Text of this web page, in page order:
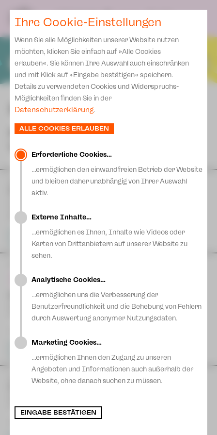
Ihre Cookie-Einstellungen
Wenn Sie alle Möglichkeiten unserer Website nutzen
möchten, klicken Sie einfach auf »Alle Cookies
erlauben«. Sie können Ihre Auswahl auch einschränken
und mit Klick auf »Eingabe bestätigen« speichern.
Details zu verwendeten Cookies und Widerspruchs-
Möglichkeiten finden Sie in der
Datenschutzerklärung.
ALLE COOKIES ERLAUBEN
Erforderliche Cookies…
…ermöglichen den einwandfreien Betrieb der Website
und bleiben daher unabhängig von Ihrer Auswahl
aktiv.
Externe Inhalte…
…ermöglichen es Ihnen, Inhalte wie Videos oder
Karten von Drittanbietern auf unserer Website zu
sehen.
Analytische Cookies…
…ermöglichen uns die Verbesserung der
Benutzerfreundlichkeit und die Behebung von Fehlern
durch Auswertung anonymer Nutzungsdaten.
Marketing Cookies…
…ermöglichen Ihnen den Zugang zu unseren
Angeboten und Informationen auch außerhalb der
Website, ohne danach suchen zu müssen.
EINGABE BESTÄTIGEN
Aktuelles
JUPZ! Campus
Philharmonische Konzerte
Philharmonic Plus
Kinderkonzerte
Mobile Schulkonzerte
Sonderkonzerte
Kirchenkonzerte
Ensemble
Spielstätten Zwickau
Kontakte
Fördervereine
Freunde & Förderer
Mitmachen
Theaterspiel
Erklärung Die Vielen
KARTEN & SERVICE
Karten
Preise 2026/ 27
Abonnement 2026 /27
Zusatz-Service
Spenden
Aktuelles
Downloads
Newsletter
Merchandise
Blog
SPIELPLAN DE
SPIELPLAN 2026 | 2027
NÄCHSTE
VORSTELLUNGEN
August | 19:30 Uhr
Die Zauberflöte
Vogtlandtheater
Wiederaufnahme
Karten
Der Graf von Monte Christo
Musical von Frank Wildhorn
Freilichtbühne
Karten
August | 19:00 Uhr
Der Graf von Monte Christo
Freilichtbühne